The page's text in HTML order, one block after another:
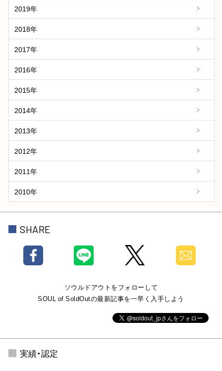
2019年
2018年
2017年
2016年
2015年
2014年
2013年
2012年
2011年
2010年
SHARE
ソウルドアウトをフォローして
SOUL of SoldOutの最新記事を一早く入手しよう
実績・認定